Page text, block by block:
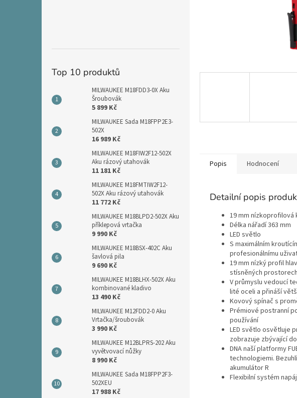
Top 10 produktů
MILWAUKEE M18FDD3-0X Aku
Šroubovák
5 899 Kč
MILWAUKEE Sada M18FPP2E3-
502X
16 989 Kč
MILWAUKEE M18FIW2F12-502X
Aku rázový utahovák
11 181 Kč
MILWAUKEE M18FMTIW2F12-
502X Aku rázový utahovák
11 772 Kč
MILWAUKEE M18BLPD2-502X Aku
příklepová vrtačka
9 990 Kč
MILWAUKEE M18BSX-402C Aku
šavlová pila
9 690 Kč
MILWAUKEE M18BLHX-502X Aku
kombinované kladivo
13 490 Kč
MILWAUKEE M12FDD2-0 Aku
Vrtačka/šroubovák
3 990 Kč
MILWAUKEE M12BLPRS-202 Aku
vyvětvovací nůžky
8 990 Kč
MILWAUKEE Sada M18FPP2F3-
502XEU
17 988 Kč
Popis Hodnocení
Detailní popis
19 mm nízkoprofilová
Délka nářadí 363 mm
LED světlo
S maximálním
profesionálnímu
19 mm nízký profil
stísněných prostorech
V průmyslu vedoucí
lité oceli a přináší
Kovový spínač s
Prémiové postranní
používání
LED světlo osvětluje
zobrazuje zbývající
DNA naší platformy
technologiemi.
akumulátor R
Flexibilní systém